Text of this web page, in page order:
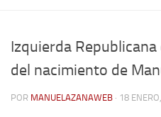
Quienes somos
Actividades
Izquierda
del nacimiento de
POR MANUELAZANAWEB · 18